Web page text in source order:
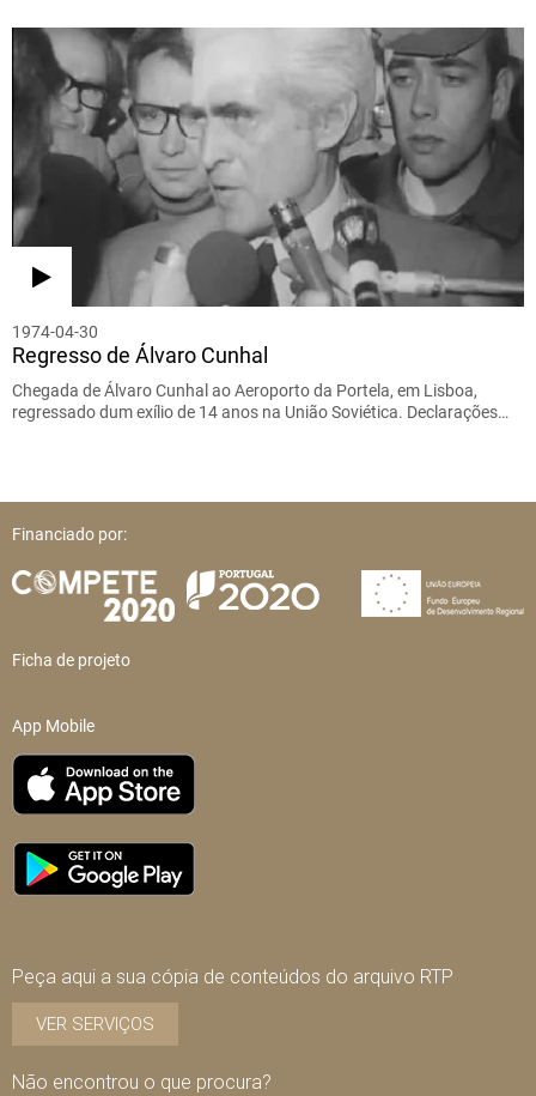
1974-04-30
Regresso de Álvaro Cunhal
Chegada de Álvaro Cunhal ao Aeroporto da Portela, em Lisboa,
regressado dum exílio de 14 anos na União Soviética. Declarações…
Financiado por:
Ficha de projeto
App Mobile
Peça aqui a sua cópia de conteúdos do arquivo RTP
VER SERVIÇOS
Não encontrou o que procura?